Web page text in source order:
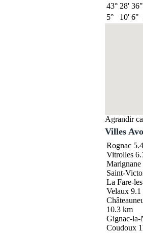
43° 28' 36"
5°
10' 6"
Agrandir
Villes
Rognac
Vitrolles
Marignane
Saint-
La Fare-
Velaux9.1
10.3 km
Gignac-la-
Coudoux